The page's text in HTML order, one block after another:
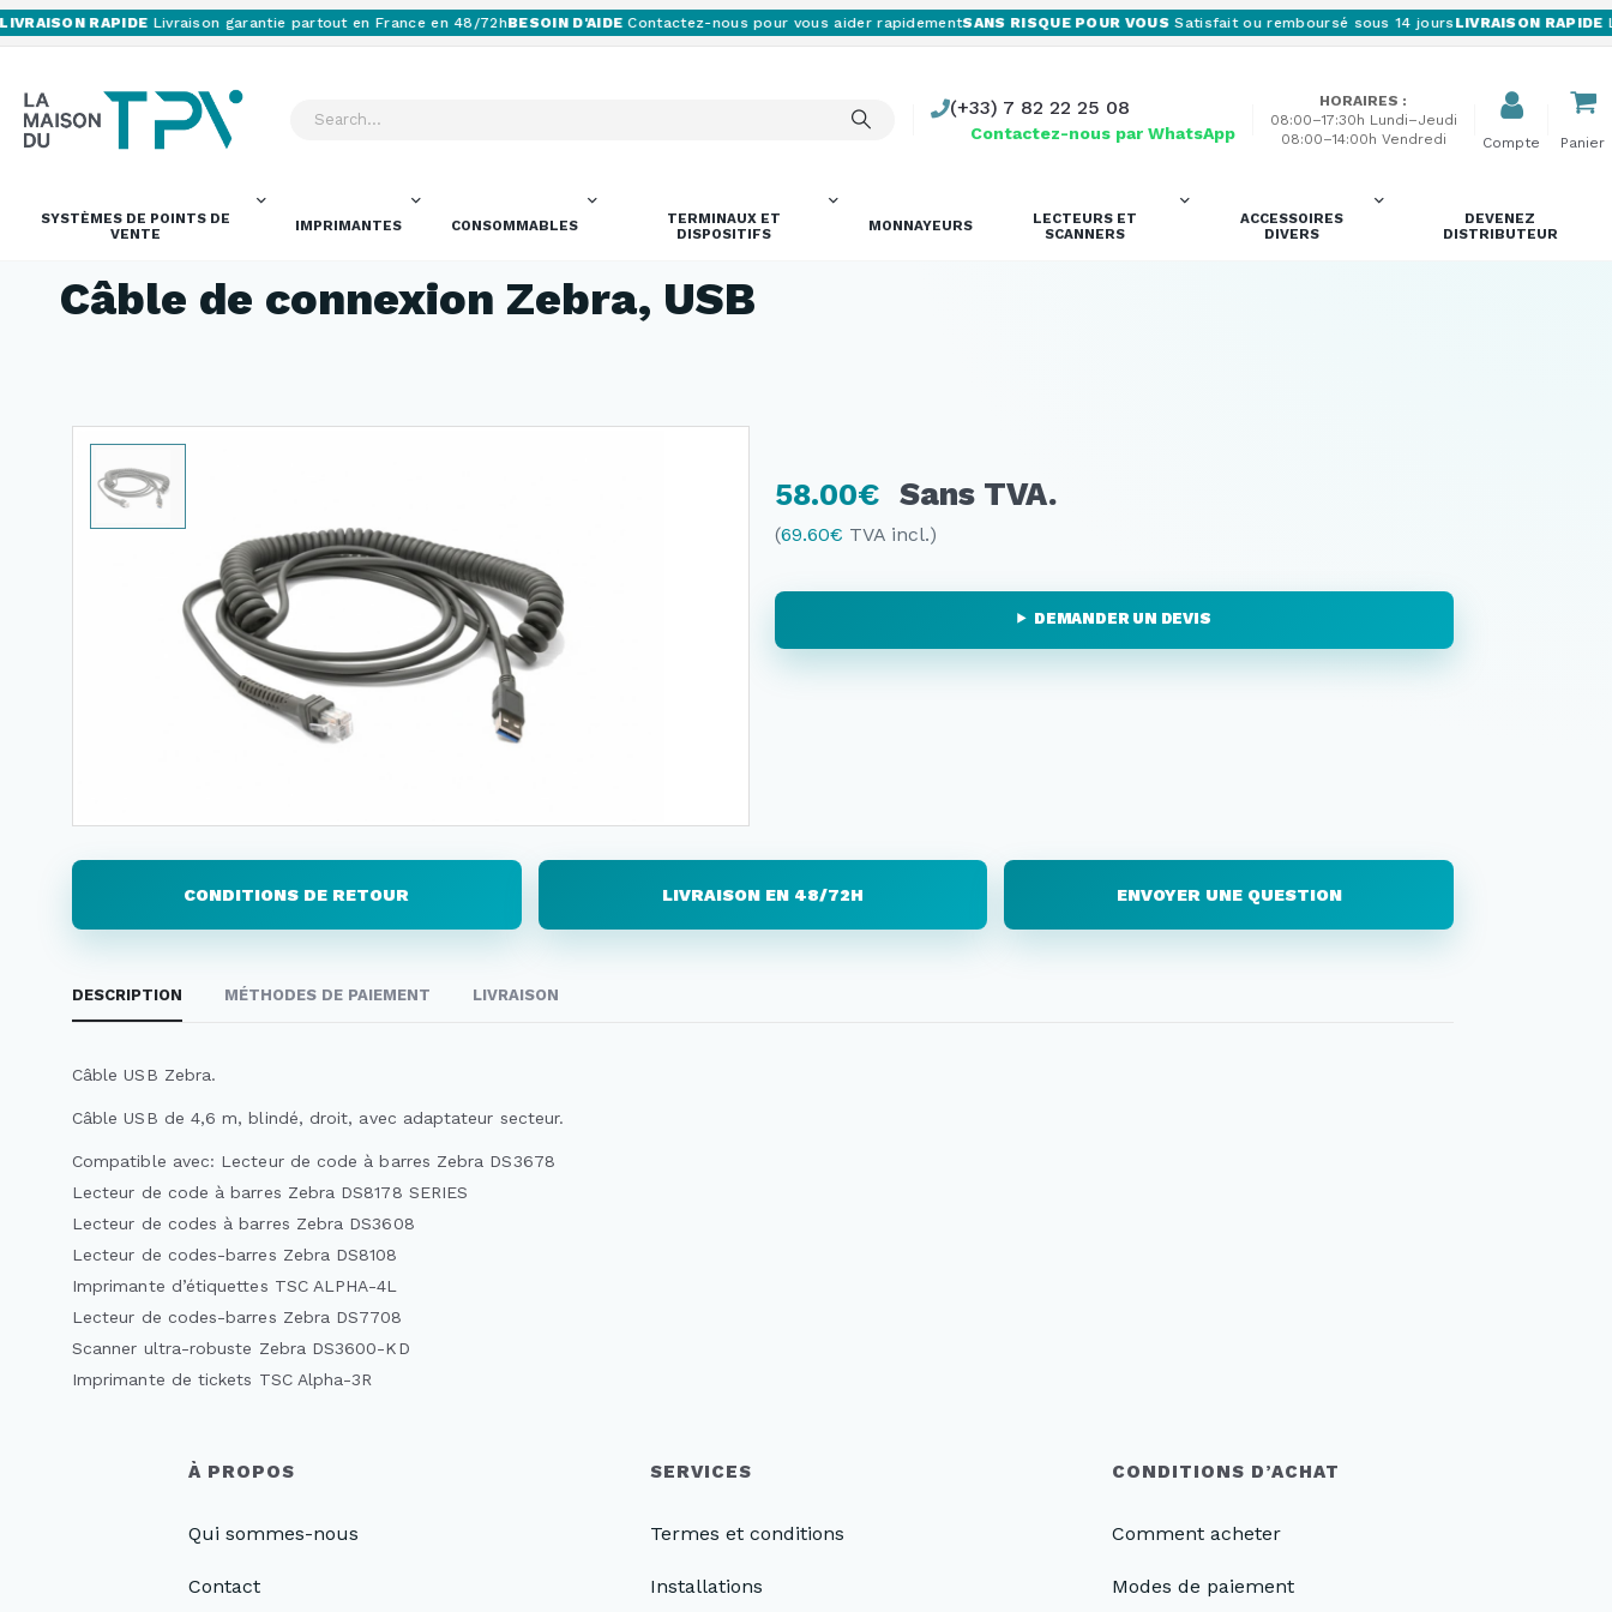
RAPIDELivraison garantie partout en France en 48/72hBESOIN D'AIDEContactez-nous pour vous aider rapidementSANS RISQUE POUR VOUSSatisfait ou remboursé sous 14 joursLIVRAISON RAPIDE
(+33) 7 82 22 25 08
Contactez-nous par WhatsApp
HORAIRES :
08:00–17:30h Lundi–Jeudi
08:00–14:00h Vendredi
Compte Panier
SYSTÈMES DE POINTS DE
VENTE
IMPRIMANTES CONSOMMABLES
TERMINAUX ET
DISPOSITIFS
MONNAYEURS
LECTEURS ET
SCANNERS
ACCESSOIRES
DIVERS
DEVENEZ
DISTRIBUTEUR
Câble de connexion Zebra, USB
58.00€ Sans TVA.
(69.60€ TVA incl.)
DEMANDER UN DEVIS
CONDITIONS DE RETOUR LIVRAISON EN 48/72H ENVOYER UNE QUESTION
DESCRIPTION MÉTHODES DE PAIEMENT LIVRAISON
Câble USB Zebra.
Câble USB de 4,6 m, blindé, droit, avec adaptateur secteur.
Compatible avec: Lecteur de code à barres Zebra DS3678
Lecteur de code à barres Zebra DS8178 SERIES
Lecteur de codes à barres Zebra DS3608
Lecteur de codes-barres Zebra DS8108
Imprimante d’étiquettes TSC ALPHA-4L
Lecteur de codes-barres Zebra DS7708
Scanner ultra-robuste Zebra DS3600-KD
Imprimante de tickets TSC Alpha-3R
À PROPOS
Qui sommes-nous
Contact
SERVICES
Termes et conditions
Installations
CONDITIONS D’ACHAT
Comment acheter
Modes de paiement